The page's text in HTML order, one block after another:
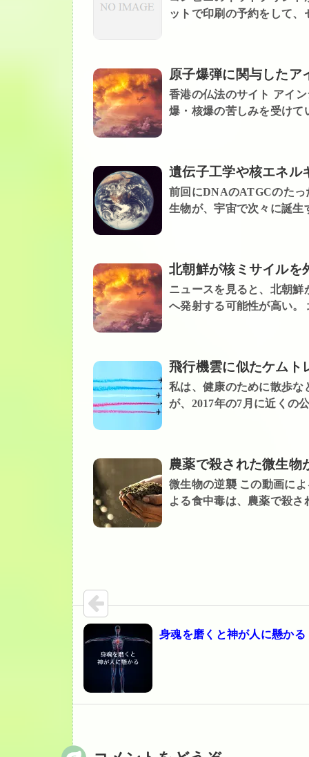
ットで印刷の予約をして、
原子爆弾に関与した
香港の仏法のサイト アイ
爆・核爆の苦しみを受けて
遺伝子工学や核エネル
前回にDNAのATGCのたっ
生物が、宇宙で次々に誕生
北朝鮮が核ミサイルを
ニュースを見ると、北朝
へ発射する可能性が高い。
飛行機雲に似たケムト
私は、健康のために散歩な
が、2017年の7月に近くの
農薬で殺された微生物
微生物の逆襲 この動画に
よる食中毒は、農薬で殺
身魂を磨くと神が人に懸かる